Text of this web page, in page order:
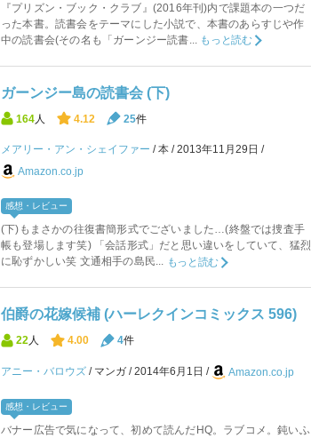
『プリズン・ブック・クラブ』(2016年刊)内で課題本の一つだ
った本書。読書会をテーマにした小説で、本書のあらすじや作
中の読書会(その名も「ガーンジー読書...
もっと読む
ガーンジー島の読書会 (下)
164 人 4.12 25件
メアリー・アン・シェイファー 本
2013年11月29日
Amazon.co.jp
感想・レビュー
(下)もまさかの往復書簡形式でございました…(終盤では捜査手
帳も登場します笑) 「会話形式」だと思い違いをしていて、猛烈
に恥ずかしい笑 文通相手の島民... もっと読む
伯爵の花嫁候補 (ハーレクインコミックス 596)
22人 4.00 4件
アニー・バロウズ マンガ 2014年6月1日 Amazon.co.jp
感想・レビュー
バナー広告で気になって、初めて読んだHQ。ラブコメ。鈍いふ